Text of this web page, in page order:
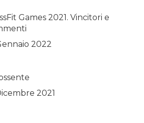
Games 2021. Vincitori e
2022
2021